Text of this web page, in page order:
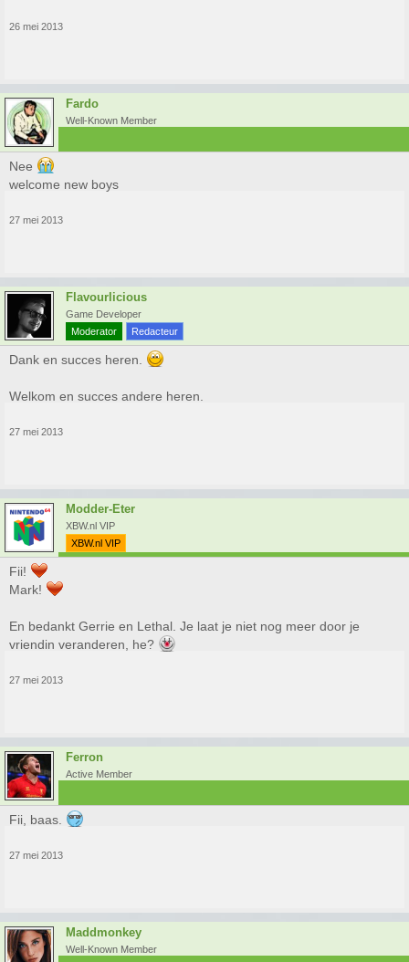
26 mei 2013
Fardo
Well-Known Member
Nee
welcome new boys
27 mei 2013
Flavourlicious
Game Developer
Moderator
Redacteur
Dank en succes heren.
Welkom en succes andere heren.
27 mei 2013
Modder-Eter
XBW.nl VIP
XBW.nl VIP
Fii!
Mark!
En bedankt Gerrie en Lethal. Je laat je niet nog meer door je
vriendin veranderen, he?
27 mei 2013
Ferron
Active Member
Fii, baas.
27 mei 2013
Maddmonkey
Well-Known Member